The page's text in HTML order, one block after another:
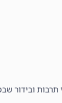
תרבות ובידור